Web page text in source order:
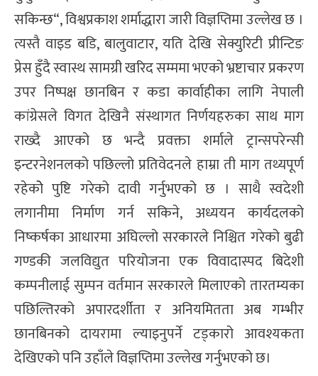
सकिन्छ“, विश्वप्रकाश शर्माद्धारा जारी विज्ञप्तिमा उल्लेख छ ।
त्यस्तै वाइड बडि, बालुवाटार, यति देखि सेक्युरिटी प्रीन्टिङ
प्रेस हुँदै स्वास्थ सामग्री खरिद सम्ममा भएको भ्रष्टाचार प्रकरण
उपर निष्पक्ष छानबिन र कडा कार्वाहीका लागि नेपाली
कांग्रेसले विगत देखिनै संस्थागत निर्णयहरुका साथ माग
राख्दै आएको छ भन्दै प्रवक्ता शर्माले ट्रान्सपरेन्सी
इन्टरनेशनलको पछिल्लो प्रतिवेदनले हाम्रा ती माग तथ्यपूर्ण
रहेकोे पुष्टि गरेको दावी गर्नुभएको छ । साथै स्वदेशी
लगानीमा निर्माण गर्न सकिने, अध्ययन कार्यदलको
निष्कर्षका आधारमा अघिल्लो सरकारले निश्चित गरेको बुढी
गण्डकी जलविद्युत परियोजना एक विवादास्पद बिदेशी
कम्पनीलाई सुम्पन वर्तमान सरकारले मिलाएको तारतम्यका
पछिल्तिरको अपारदर्शीता र अनियमितता अब गम्भीर
छानबिनको दायरामा ल्याइनुपर्ने टड्कारो आवश्यकता
देखिएको पनि उहाँले विज्ञप्तिमा उल्लेख गर्नुभएको छ।